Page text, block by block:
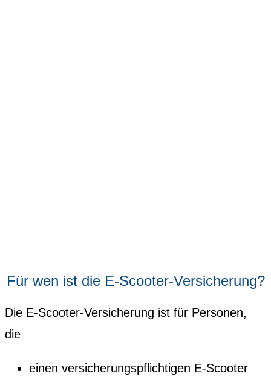
Für wen ist die E-Scooter-Versicherung?
Die E-Scooter-Versicherung ist für Personen,
die
einen versicherungspflichtigen E-Scooter